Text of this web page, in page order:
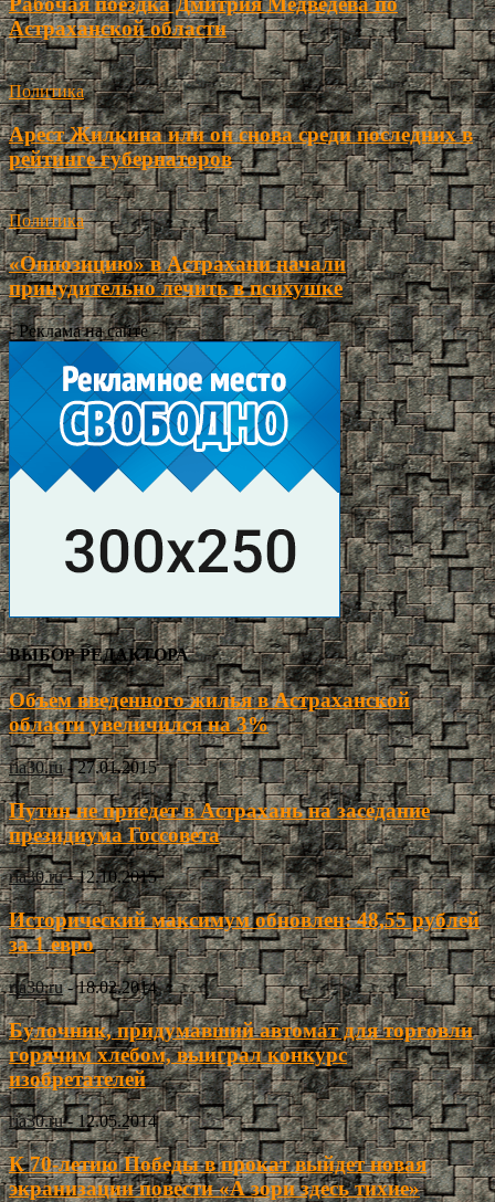
Астраханской области
Политика
Арест Жилкина или он снова среди последних в
рейтинге губернаторов
Политика
«Оппозицию» в Астрахани начали
принудительно лечить в психушке
- Реклама на сайте -
ВЫБОР РЕДАКТОРА
Объем введенного жилья в Астраханской
области увеличился на 3%
ria30.ru - 27.01.2015
Путин не приедет в Астрахань на заседание
президиума Госсовета
ria30.ru - 12.10.2015
Исторический максимум обновлен: 48,55 рублей
за 1 евро
ria30.ru - 18.02.2014
Булочник, придумавший автомат для торговли
горячим хлебом, выиграл конкурс
изобретателей
ria30.ru - 12.05.2014
К 70-летию Победы в прокат выйдет новая
экранизации повести «А зори здесь тихие»